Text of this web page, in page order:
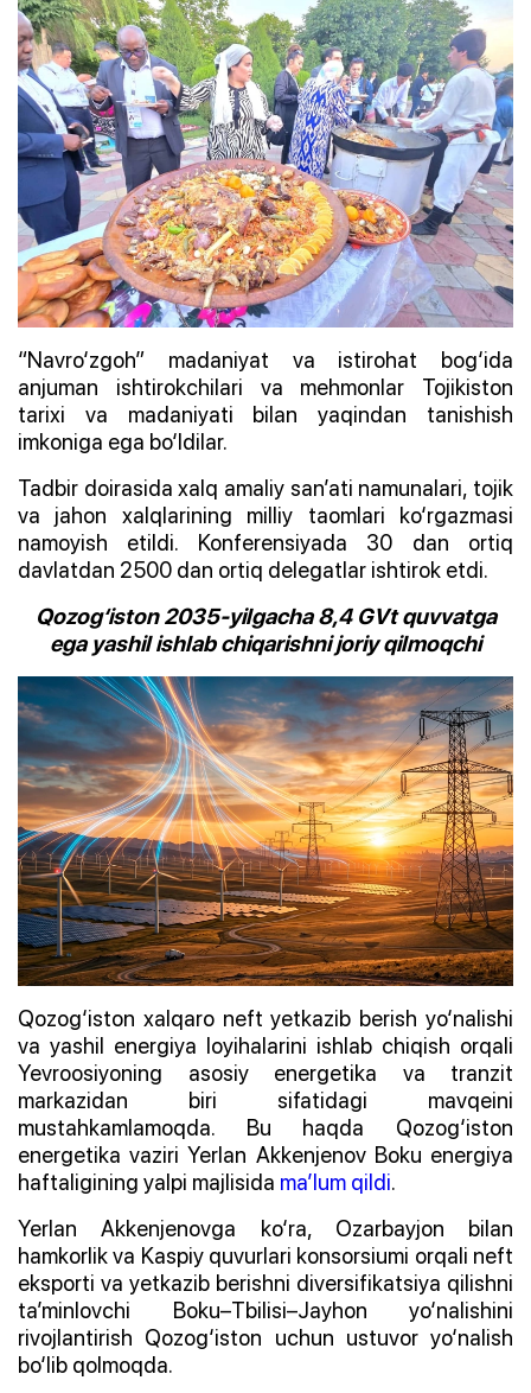
“Navro‘zgoh” madaniyat va istirohat bog‘ida
anjuman ishtirokchilari va mehmonlar Tojikiston
tarixi va madaniyati bilan yaqindan tanishish
imkoniga ega bo‘ldilar.
Tadbir doirasida xalq amaliy san’ati namunalari, tojik
va jahon xalqlarining milliy taomlari ko‘rgazmasi
namoyish etildi. Konferensiyada 30 dan ortiq
davlatdan 2500 dan ortiq delegatlar ishtirok etdi.
Qozog‘iston 2035-yilgacha 8,4 GVt quvvatga
ega yashil ishlab chiqarishni joriy qilmoqchi
Qozog‘iston xalqaro neft yetkazib berish yo‘nalishi
va yashil energiya loyihalarini ishlab chiqish orqali
Yevroosiyoning asosiy energetika va tranzit
markazidan biri sifatidagi mavqeini
mustahkamlamoqda. Bu haqda Qozog‘iston
energetika vaziri Yerlan Akkenjenov Boku energiya
haftaligining yalpi majlisida ma’lum qildi.
Yerlan Akkenjenovga ko‘ra, Ozarbayjon bilan
hamkorlik va Kaspiy quvurlari konsorsiumi orqali neft
eksporti va yetkazib berishni diversifikatsiya qilishni
ta’minlovchi Boku–Tbilisi–Jayhon yo‘nalishini
rivojlantirish Qozog‘iston uchun ustuvor yo‘nalish
bo‘lib qolmoqda.